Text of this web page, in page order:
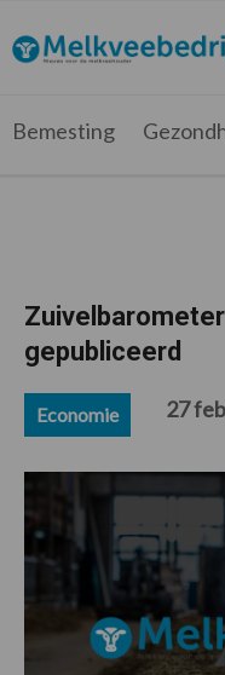
de
hoofdnavigatie
de
hoofd
de
eerste
de
voettekst
Melkveebedrijf.be
Nieuws
melkveehouder
Bemesting
gepubliceerd
Economie 27